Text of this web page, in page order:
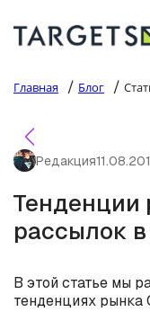
Главная / Блог /
Редакция
рассылок
В этой статье мы
тенденциях